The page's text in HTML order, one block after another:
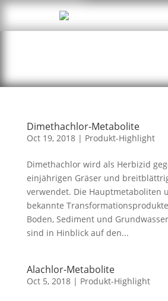
Dimethachlor-Metabolite
Oct 19, 2018| Produkt-Highlight
Dimethachlor wird als Herbizid
einjährigen Gräser und
verwendet. Die Hauptmetaboliten
bekannte
Boden, Sediment und
sind in Hinblick auf den...
Alachlor-Metabolite
Oct 5, 2018| Produkt-Highlight